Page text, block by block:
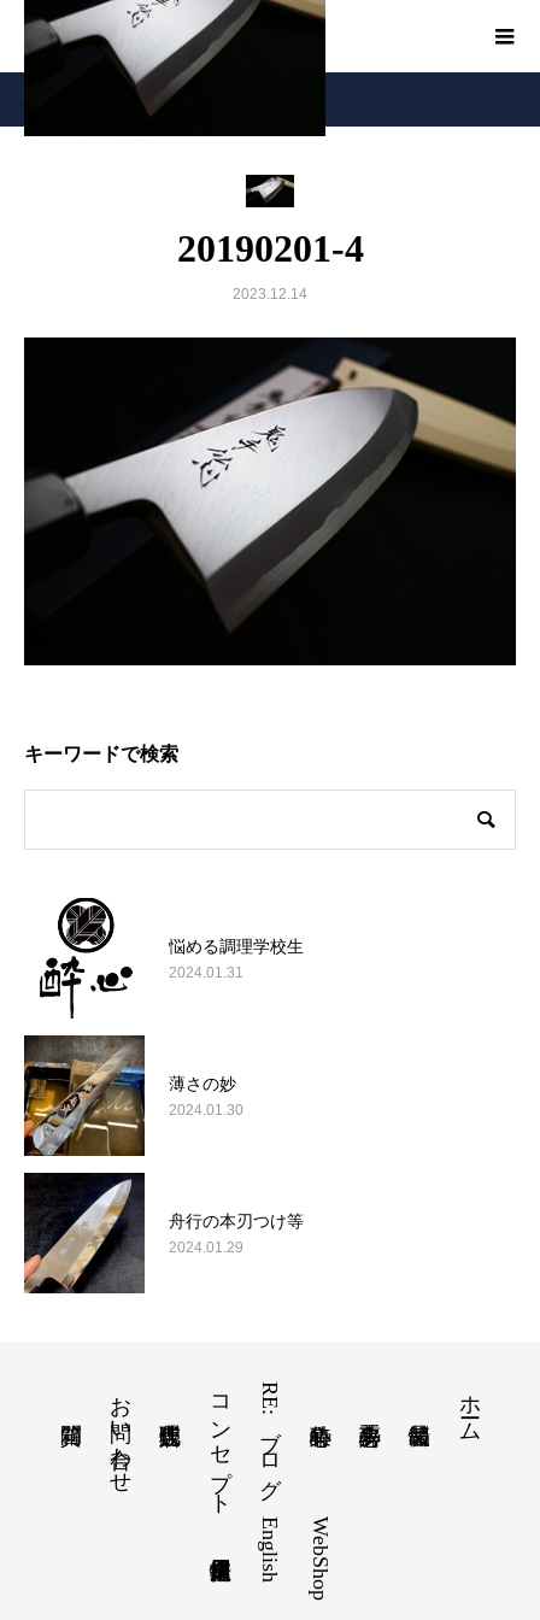
20190201-4
20190201-4
2023.12.14
キーワードで検索
悩める調理学校生
2024.01.31
薄さの妙
2024.01.30
舟行の本刃つけ等
2024.01.29
ホーム
RE:ブログ
コンセプト
お問い合わせ
WebShop
English